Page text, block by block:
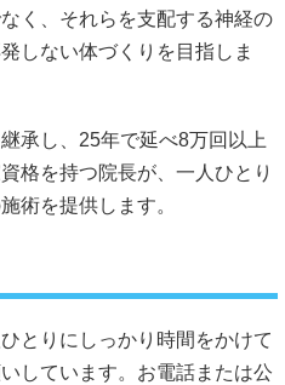
く、それらを支配する神経の
しない体づくりを目指しま
承し、25年で延べ8万回以上
格を持つ院長が、一人ひとり
術を提供します。
とりにしっかり時間をかけて
しています。お電話または公